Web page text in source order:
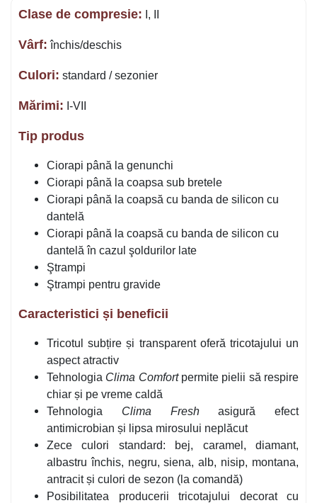
Clase de compresie: I, II
Vârf: închis/deschis
Culori: standard / sezonier
Mărimi: I-VII
Tip produs
Ciorapi până la genunchi
Ciorapi până la coapsa sub bretele
Ciorapi până la coapsă cu banda de silicon cu
dantelă
Ciorapi până la coapsă cu banda de silicon cu
dantelă în cazul şoldurilor late
Ştrampi
Ştrampi pentru gravide
Caracteristici și beneficii
Tricotul subțire și transparent oferă tricotajului un
aspect atractiv
Tehnologia Clima Comfortpermite pielii să respire
chiar și pe vreme caldă
Tehnologia Clima Freshasigură efect
antimicrobian și lipsa mirosului neplăcut
Zece culori standard: bej, caramel, diamant,
albastru închis, negru, siena, alb, nisip, montana,
antracit și culori de sezon (la comandă)
Posibilitatea producerii tricotajului decorat cu